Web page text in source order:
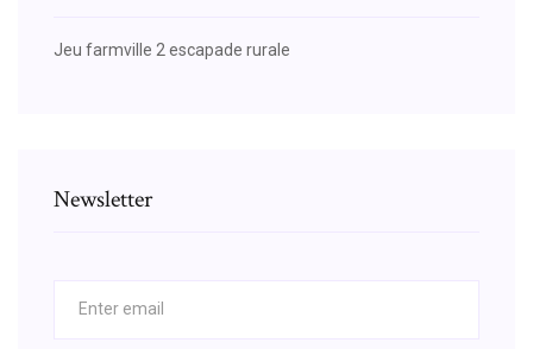
Jeu farmville 2 escapade rurale
Newsletter